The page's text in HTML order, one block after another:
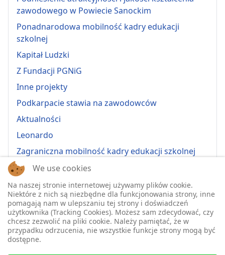
zawodowego w Powiecie Sanockim
Ponadnarodowa mobilność kadry edukacji
szkolnej
Kapitał Ludzki
Z Fundacji PGNiG
Inne projekty
Podkarpacie stawia na zawodowców
Aktualności
Leonardo
Zagraniczna mobilność kadry edukacji szkolnej
Erasmus+ 2022-1-PL01-KA121-VET-000064815
Erasmus + 2022-1-PL01-KA121-SCH-000064635
Erasmus + 2023-1-PL01-KA121-SCH-000135484
Erasmus + 2023-1-PL01-KA121-VET-000139220
ERASMUS+ 2024-1-PL01-KA121-VET-000224230
Erasmus+ 2024-1-PL01-KA121-SCH-000218148
We use cookies
Na naszej stronie internetowej używamy plików cookie.
Niektóre z nich są niezbędne dla funkcjonowania strony, inne
pomagają nam w ulepszaniu tej strony i doświadczeń
użytkownika (Tracking Cookies). Możesz sam zdecydować, czy
chcesz zezwolić na pliki cookie. Należy pamiętać, że w
przypadku odrzucenia, nie wszystkie funkcje strony mogą być
dostępne.